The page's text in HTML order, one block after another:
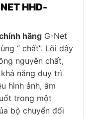
HHD-
hãng G-Net
“ chất”. Lõi dây
nguyên chất,
năng duy trì
hình ảnh, âm
trong một
bộ chuyển đổi